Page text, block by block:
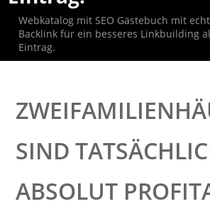
Webkatalog mit SEO Gästebuch mit
Backlink für ein besseres Linkbuilding
Eintrag.
SIND
ABSOLUT